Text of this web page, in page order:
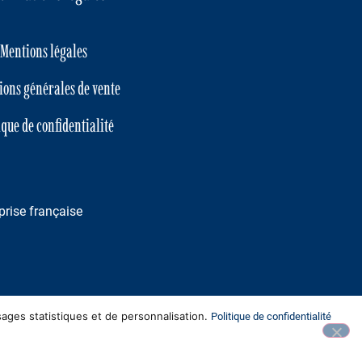
Mentions légales
générales de vente
de confidentialité
française
statistiques et de personnalisation. Politique de confidentialité